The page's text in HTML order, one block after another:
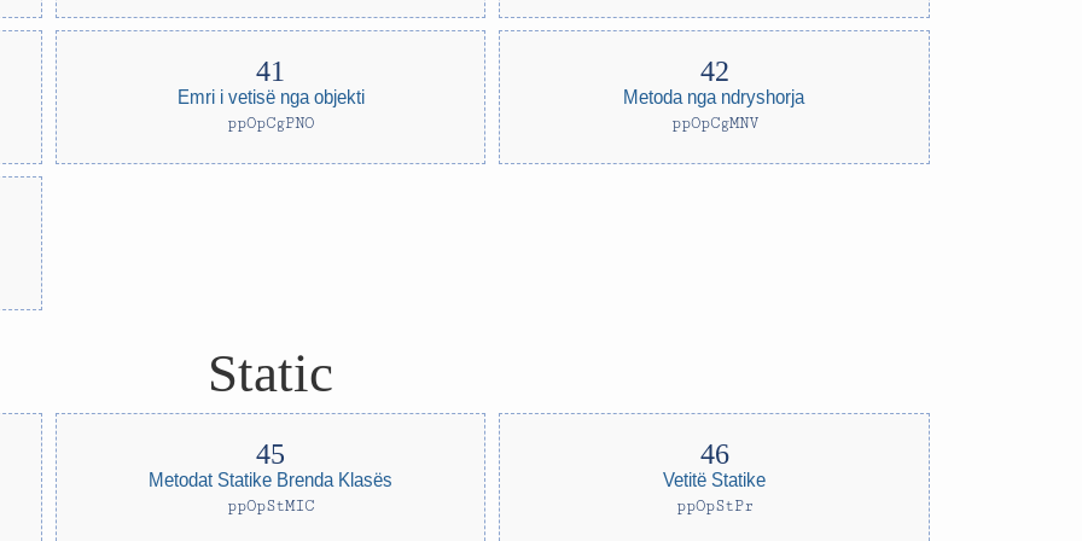
Emri i vetisë nga objekti
ppOpCgPNO
Metoda nga ndryshorja
ppOpCgMNV
Static
Metodat Statike Brenda Klasës
ppOpStMIC
Vetitë Statike
ppOpStPr